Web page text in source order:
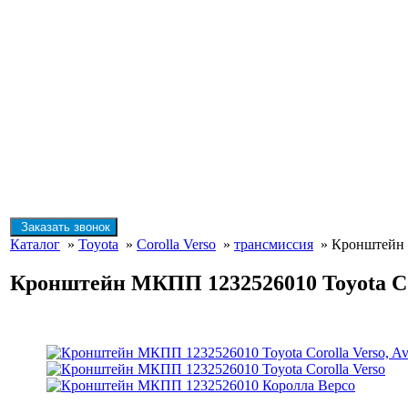
Заказать звонок
Каталог » Toyota » Corolla Verso » трансмиссия » Кронштейн
Кронштейн МКПП 1232526010 Toyota